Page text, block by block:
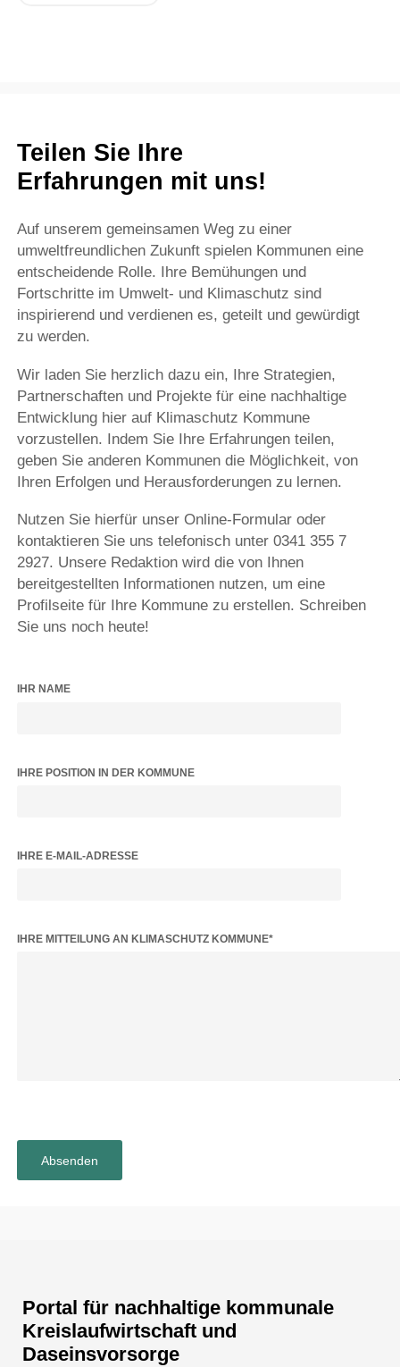
Teilen Sie Ihre
Erfahrungen mit uns!
Auf unserem gemeinsamen Weg zu einer
umweltfreundlichen Zukunft spielen Kommunen eine
entscheidende Rolle. Ihre Bemühungen und
Fortschritte im Umwelt- und Klimaschutz sind
inspirierend und verdienen es, geteilt und gewürdigt
zu werden.
Wir laden Sie herzlich dazu ein, Ihre Strategien,
Partnerschaften und Projekte für eine nachhaltige
Entwicklung hier auf Klimaschutz Kommune
vorzustellen. Indem Sie Ihre Erfahrungen teilen,
geben Sie anderen Kommunen die Möglichkeit, von
Ihren Erfolgen und Herausforderungen zu lernen.
Nutzen Sie hierfür unser Online-Formular oder
kontaktieren Sie uns telefonisch unter 0341 355 7
2927. Unsere Redaktion wird die von Ihnen
bereitgestellten Informationen nutzen, um eine
Profilseite für Ihre Kommune zu erstellen. Schreiben
Sie uns noch heute!
IHR NAME
IHRE POSITION IN DER KOMMUNE
IHRE E-MAIL-ADRESSE
BITTE LASSE DIESES FELD LEER.
IHRE MITTEILUNG AN KLIMASCHUTZ KOMMUNE*
Portal für nachhaltige kommunale
Kreislaufwirtschaft und
Daseinsvorsorge